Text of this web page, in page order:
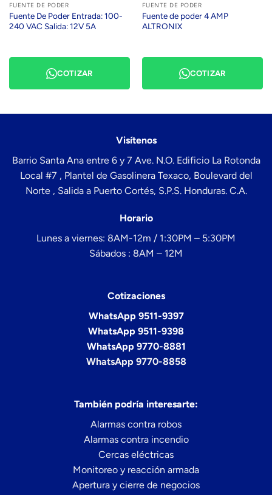
FUENTE DE PODER
Fuente De Poder Entrada: 100-
240 VAC Salida: 12V 5A
COTIZAR
FUENTE DE PODER
Fuente de poder 4 AMP
ALTRONIX
COTIZAR
Visítenos
Barrio Santa Ana entre 6 y 7 Ave. N.O. Edificio La Rotonda
Local #7 , Plantel de Gasolinera Texaco, Boulevard del
Norte , Salida a Puerto Cortés, S.P.S. Honduras. C.A.
Horario
Lunes a viernes: 8AM-12m / 1:30PM – 5:30PM
Sábados : 8AM – 12M
Cotizaciones
WhatsApp 9511-9397
WhatsApp 9511-9398
WhatsApp 9770-8881
WhatsApp 9770-8858
También podría interesarte:
Alarmas contra robos
Alarmas contra incendio
Cercas eléctricas
Monitoreo y reacción armada
Apertura y cierre de negocios